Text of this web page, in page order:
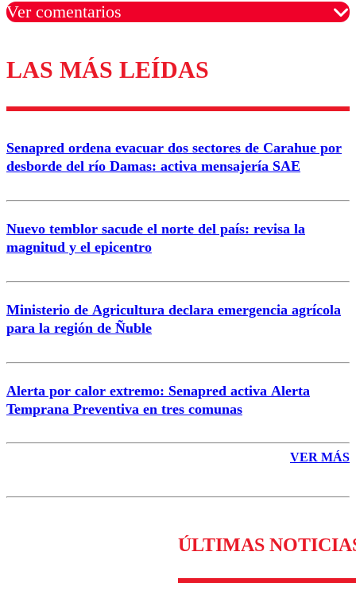
Ver comentarios
Los comentarios son moderados para garantizar un
diálogo respetuoso.
Correo
LAS MÁS LEÍDAS
Senapred ordena evacuar dos sectores de Carahue por
desborde del río Damas: activa mensajería SAE
Nuevo temblor sacude el norte del país: revisa la
magnitud y el epicentro
Ministerio de Agricultura declara emergencia agrícola
para la región de Ñuble
Alerta por calor extremo: Senapred activa Alerta
Temprana Preventiva en tres comunas
VER MÁS
ÚLTIMAS